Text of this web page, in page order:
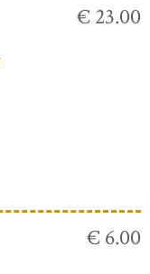
€ 23.00
€ 6.00